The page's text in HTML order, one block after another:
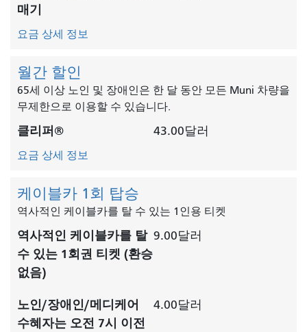
매기
요금 상세 정보
월간 할인
65세 이상 노인 및 장애인은 한 달 동안 모든 Muni 차량을
무제한으로 이용할 수 있습니다.
클리퍼® 43.00달러
요금 상세 정보
케이블카 1회 탑승
역사적인 케이블카를 탈 수 있는 1인용 티켓
역사적인 케이블카를 탈
수 있는 1회권 티켓 (환승
없음)
9.00달러
노인/장애인/메디케어
수혜자는 오전 7시 이전
4.00달러